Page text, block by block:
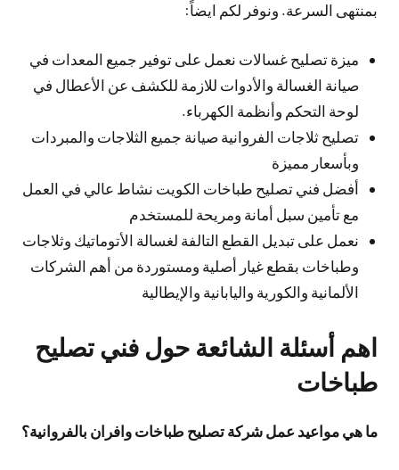
بمنتهى السرعة. ونوفر لكم ايضاً:
ميزة تصليح غسالات نعمل على توفير جميع المعدات في
صيانة الغسالة والأدوات للازمة للكشف عن الأعطال في
لوحة التحكم وأنظمة الكهرباء.
تصليح ثلاجات الفروانية صيانة جميع الثلاجات والمبردات
وبأسعار مميزة
أفضل فني تصليح طباخات الكويت نشاط عالي في العمل
مع تأمين سبل أمانة ومريحة للمستخدم
نعمل على تبديل القطع التالفة لغسالة الأتوماتيك وثلاجات
وطباخات بقطع غيار أصلية ومستوردة من أهم الشركات
الألمانية والكورية واليابانية والإيطالية
اهم أسئلة الشائعة حول فني تصليح
طباخات
ما هي مواعيد عمل شركة تصليح طباخات وافران بالفروانية؟